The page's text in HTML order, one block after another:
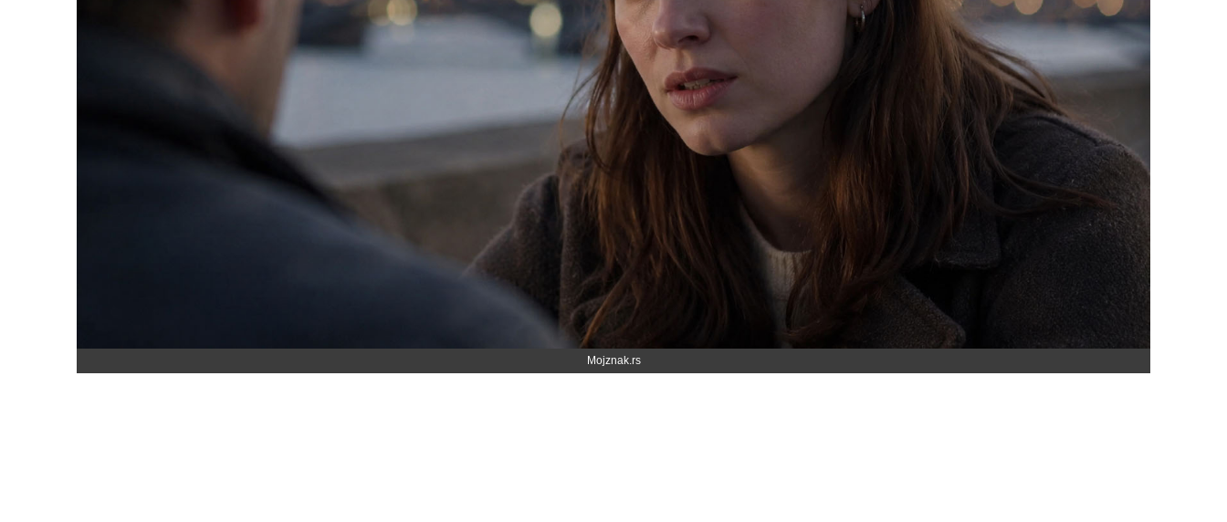
Mojznak.rs